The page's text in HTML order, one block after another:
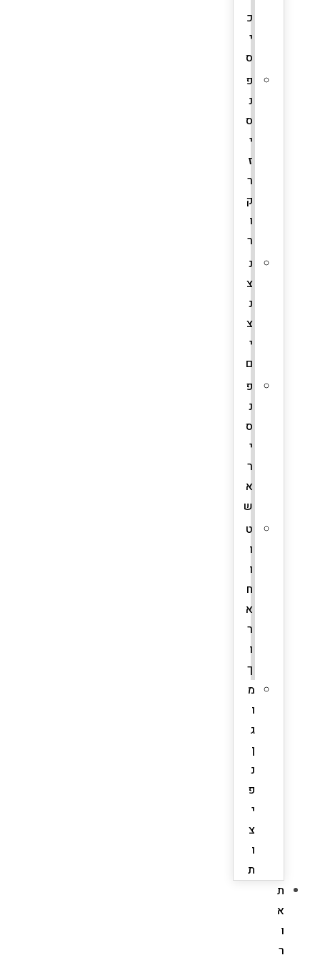
כ
י
ס
פ
נ
ס
י
ז
ר
ק
ו
ר
נ
צ
נ
צ
י
ם
פ
נ
ס
י
ר
א
ש
ט
ו
ו
ח
א
ר
ו
ך
מ
ו
ג
ן
נ
פ
י
צ
ו
ת
ת
א
ו
ר